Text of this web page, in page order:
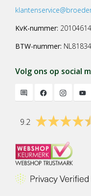
KvK-nummer: 20104614
BTW-nummer:
Volg ons op social
9.2